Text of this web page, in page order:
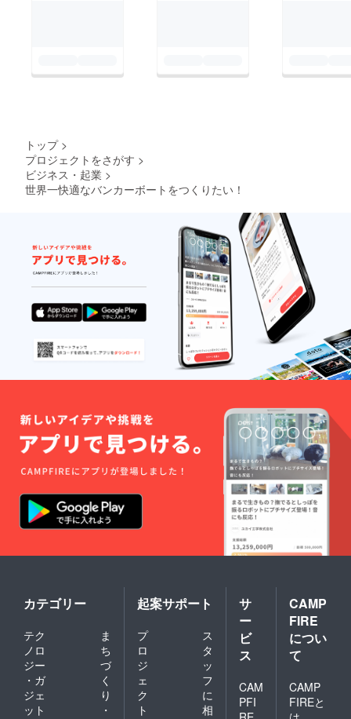
トップ >
プロジェクトをさがす >
ビジネス・起業 >
世界一快適なバンカーボートをつくりたい！
カテゴリー
テク
ノロ
ジー
・ガ
ジェ
ット
ま
ち
づ
く
り
・
起案サポート
プ
ロ
ジ
ェ
ク
ト
ス
タ
ッ
フ
に
相
サ
ー
ビ
ス
CAM
PFI
CAMP
FIRE
につい
て
CAMP
FIREと